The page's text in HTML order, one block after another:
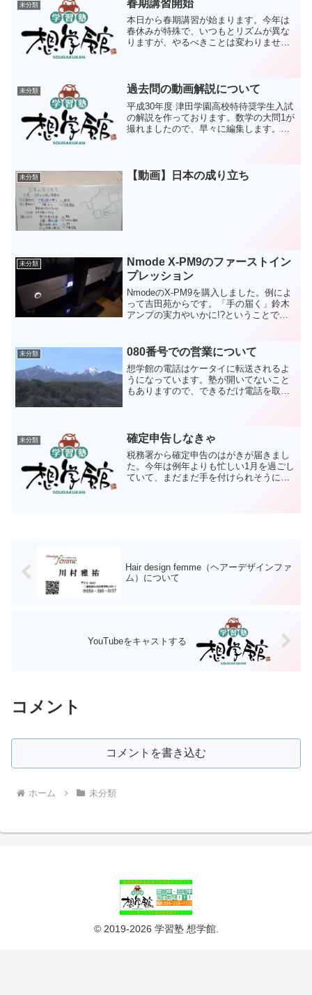
未分類 春期講習開始
本日から春期講習が始まります。今年は
春休みが特殊で、いつもとリズムが異な
りますが、やるべきことは変わりませ
未分類 過去問の動画解説について
平成30年度 津田学園高校特待奨学生入試
の解説を作っております。数学の大問1が
撮れましたので、早々に編集します。日
未分類 【動画】日本の成り立ち
未分類
Nmode X-PM9のファーストイン
プレッション
NmodeのX-PM9を購入しました。例によ
って吉田苑からです。「手の届く」鈴木
アンプの実力やいかに!?ということでフ
プとは思えません。・ボリュームの質感
は良い。重さ...
未分類 080番号での営業について
想学館の電話はケータイに転送されるよ
うになっています。塾が開いてないこと
もありますので、できるだけ電話を取り
す。そんなわけで、ケータイ...
未分類 確定申告しなきゃ
税務署から確定申告のはがきが届きまし
た。今年は例年よりも忙しい1月を過ごし
ていて、まだまだ手を付けられそうにな
Hair design femme（ヘアーデザインファ
ム）について
YouTubeをキャストする
コメント
コメントを書き込む
ホーム 未分類
© 2019-2026 学習塾 想学館.